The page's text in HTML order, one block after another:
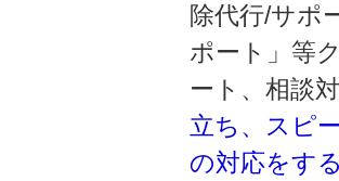
除代行/サポ
ポート」等
ート、相談
立ち、スピ
の対応をす